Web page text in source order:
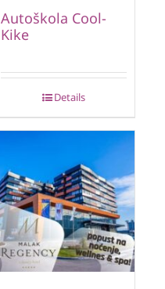
Autoškola Cool-
Kike
Details